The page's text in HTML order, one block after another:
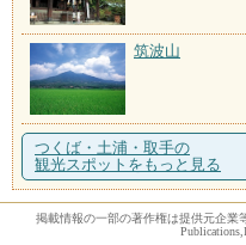
筑波山
つくば・土浦・取手の
観光スポットをもっと見る
掲載情報の一部の著作権は提供元企業